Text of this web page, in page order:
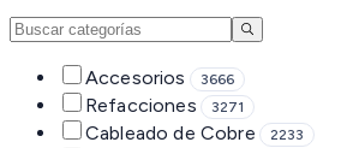
Accesorios 3666
Refacciones 3271
Cableado de Cobre 2233